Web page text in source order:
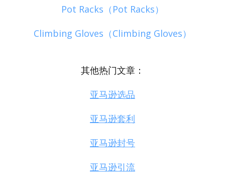
Pot Racks（Pot Racks）
Climbing Gloves（Climbing Gloves）
其他热门文章：
亚马逊选品
亚马逊套利
亚马逊封号
亚马逊引流